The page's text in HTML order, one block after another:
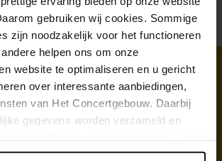
gebruiken wij cookies. Sommige
zijn noodzakelijk voor het functioneren
helpen ons om onze
website te optimaliseren en u gericht
over interessante aanbiedingen,
van Het Concertgebouw. Daarbij
gegevens worden verzameld en
zelf welke cookies wij mogen